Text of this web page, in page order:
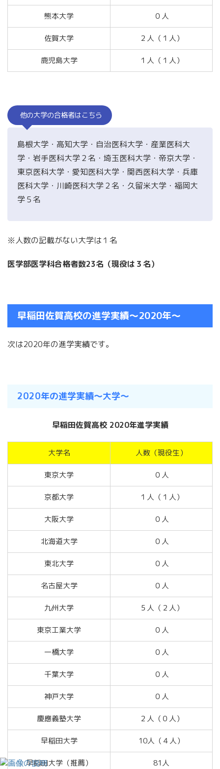
熊本大学 ０人
佐賀大学 ２人（１人）
鹿児島大学 １人（１人）
他の大学の合格者はこちら
島根大学・高知大学・自治医科大学・産業医科大
学・岩手医科大学２名・埼玉医科大学・帝京大学・
東京医科大学・愛知医科大学・関西医科大学・兵庫
医科大学・川崎医科大学２名・久留米大学・福岡大
学５名
※人数の記載がない大学は１名
医学部医学科合格者数23名（現役は３名）
早稲田佐賀高校の進学実績〜2020年〜
次は2020年の進学実績です。
2020年の進学実績〜大学〜
早稲田佐賀高校 2020年進学実績
大学名 人数（現役生）
東京大学 ０人
京都大学 １人（１人）
大阪大学 ０人
北海道大学 ０人
東北大学 ０人
名古屋大学 ０人
九州大学 ５人（２人）
東京工業大学 ０人
一橋大学 ０人
千葉大学 ０人
神戸大学 ０人
慶應義塾大学 ２人（０人）
早稲田大学 10人（４人）
早稲田大学（推薦） 81人